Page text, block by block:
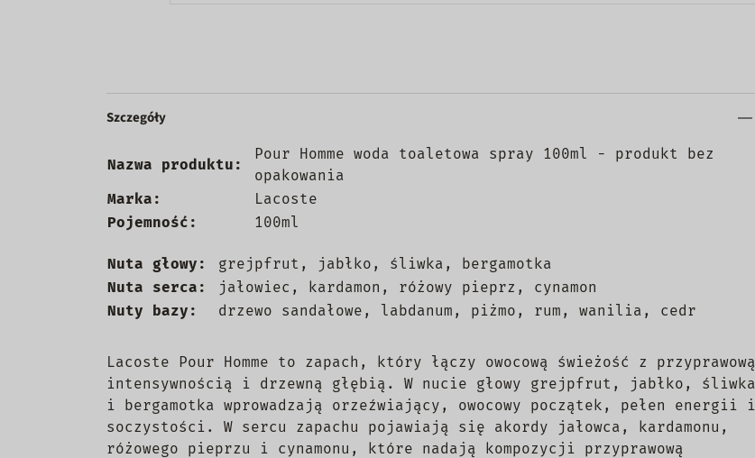
Szczegóły
Nazwa produktu:
Pour Homme woda toaletowa spray 100ml - produkt bez
opakowania
Marka:
Lacoste
Pojemność:
100ml
Nuta głowy:
grejpfrut, jabłko, śliwka, bergamotka
Nuta serca:
jałowiec, kardamon, różowy pieprz, cynamon
Nuty bazy:
drzewo sandałowe, labdanum, piżmo, rum, wanilia, cedr
Lacoste Pour Homme to zapach, który łączy owocową świeżość z przyprawową
intensywnością i drzewną głębią. W nucie głowy grejpfrut, jabłko, śliwka
i bergamotka wprowadzają orzeźwiający, owocowy początek, pełen energii i
soczystości. W sercu zapachu pojawiają się akordy jałowca, kardamonu,
różowego pieprzu i cynamonu, które nadają kompozycji przyprawową